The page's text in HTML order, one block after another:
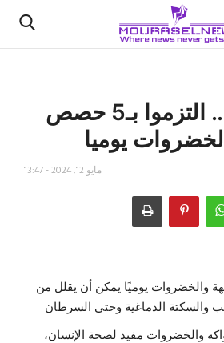
لدرء الأمراض.. التزموا بـ5 حصص
يوميا
مايو 12, 2024 - 13:47
الفاكهة والخضروات يوميًا يمكن أن يقلل من
والسكتة الدماغية وحتى السرطان
والخضروات مفيد لصحة الإنسان،